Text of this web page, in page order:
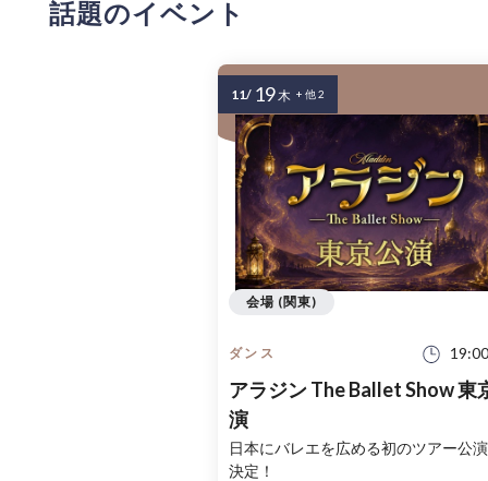
話題のイベント
ダンス
アラジン The Ballet Show 東
演
日本にバレエを広める初のツアー公
決定！
会場 (関東)
11/ 19木 + 他 2